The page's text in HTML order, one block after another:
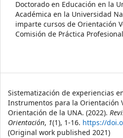
Doctorado en Educación en la
Académica en la Universidad
imparte cursos de Orientación
Comisión de Práctica
Sistematización de experiencias
Instrumentos para la Orientación
Orientación de la UNA. (2022).
Orientación, 1(1), 1-16. https://
(Original work published 2021)